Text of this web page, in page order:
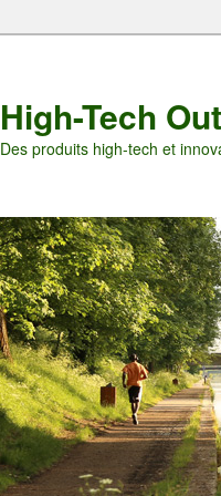
High-Tech Out
Des produits high-tech et